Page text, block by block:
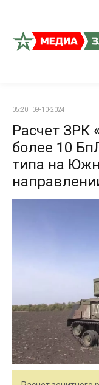
05:20 | 09-10-2024
Расчет ЗРК
более 10
типа на